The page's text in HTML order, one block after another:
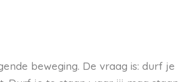
beweging. De vraag is: durf je